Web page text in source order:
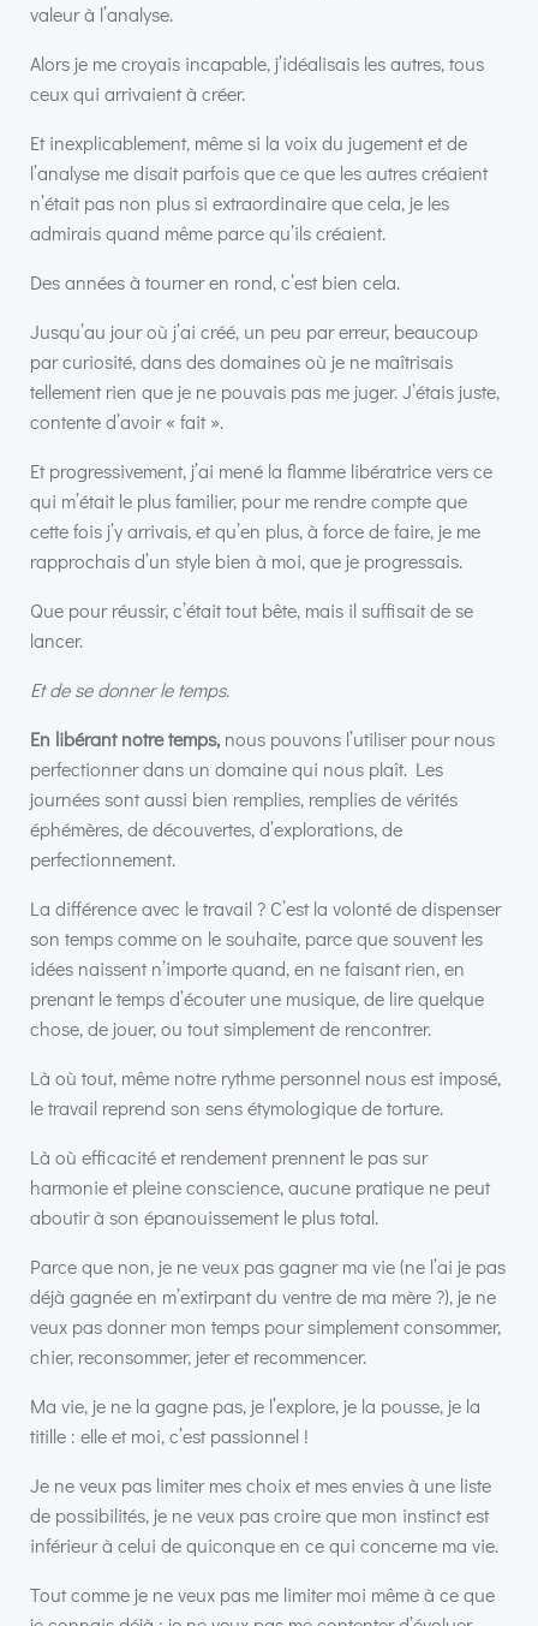
valeur à l’analyse.
Alors je me croyais incapable, j’idéalisais les autres, tous
ceux qui arrivaient à créer.
Et inexplicablement, même si la voix du jugement et de
l’analyse me disait parfois que ce que les autres créaient
n’était pas non plus si extraordinaire que cela, je les
admirais quand même parce qu’ils créaient.
Des années à tourner en rond, c’est bien cela.
Jusqu’au jour où j’ai créé, un peu par erreur, beaucoup
par curiosité, dans des domaines où je ne maîtrisais
tellement rien que je ne pouvais pas me juger. J’étais juste,
contente d’avoir « fait ».
Et progressivement, j’ai mené la flamme libératrice vers ce
qui m’était le plus familier, pour me rendre compte que
cette fois j’y arrivais, et qu’en plus, à force de faire, je me
rapprochais d’un style bien à moi, que je progressais.
Que pour réussir, c’était tout bête, mais il suffisait de se
lancer.
Et de se donner le temps.
En libérant notre temps, nous pouvons l’utiliser pour nous
perfectionner dans un domaine qui nous plaît. Les
journées sont aussi bien remplies, remplies de vérités
éphémères, de découvertes, d’explorations, de
perfectionnement.
La différence avec le travail ? C’est la volonté de dispenser
son temps comme on le souhaite, parce que souvent les
idées naissent n’importe quand, en ne faisant rien, en
prenant le temps d’écouter une musique, de lire quelque
chose, de jouer, ou tout simplement de rencontrer.
Là où tout, même notre rythme personnel nous est imposé,
le travail reprend son sens étymologique de torture.
Là où efficacité et rendement prennent le pas sur
harmonie et pleine conscience, aucune pratique ne peut
aboutir à son épanouissement le plus total.
Parce que non, je ne veux pas gagner ma vie (ne l’ai je pas
déjà gagnée en m’extirpant du ventre de ma mère ?), je ne
veux pas donner mon temps pour simplement consommer,
chier, reconsommer, jeter et recommencer.
Ma vie, je ne la gagne pas, je l’explore, je la pousse, je la
titille : elle et moi, c’est passionnel !
Je ne veux pas limiter mes choix et mes envies à une liste
de possibilités, je ne veux pas croire que mon instinct est
inférieur à celui de quiconque en ce qui concerne ma vie.
Tout comme je ne veux pas me limiter moi même à ce que